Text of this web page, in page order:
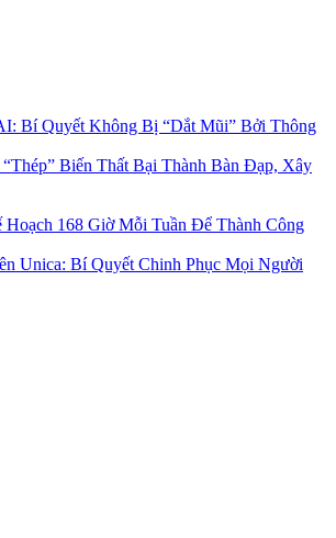
Bí Quyết Không Bị “Dắt Mũi” Bởi Thông
“Thép” Biến Thất Bại Thành Bàn Đạp, Xây
168 Giờ Mỗi Tuần Để Thành Công
Unica: Bí Quyết Chinh Phục Mọi Người